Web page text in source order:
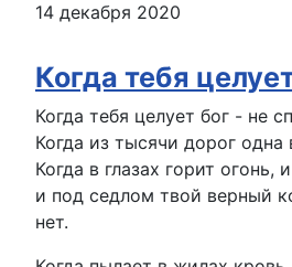
14 декабря 2020
Когда тебя
Когда тебя целует бог - не
Когда из тысячи дорог одна
Когда в глазах горит огонь,
и под седлом твой верный
нет.